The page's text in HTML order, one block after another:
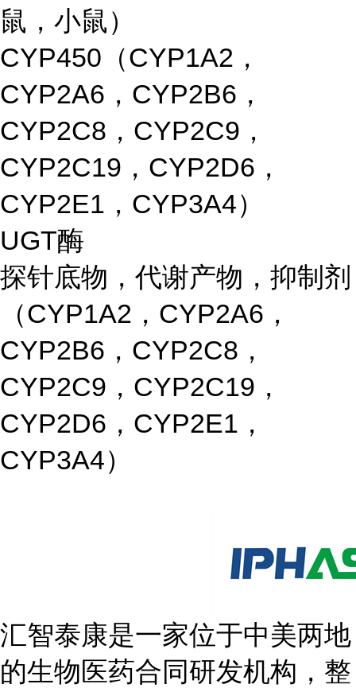
鼠，小鼠）
CYP450（CYP1A2，
CYP2A6，CYP2B6，
CYP2C8，CYP2C9，
CYP2C19，CYP2D6，
CYP2E1，CYP3A4）
UGT酶
探针底物，代谢产物，抑制剂
（CYP1A2，CYP2A6，
CYP2B6，CYP2C8，
CYP2C9，CYP2C19，
CYP2D6，CYP2E1，
CYP3A4）
汇智泰康是一家位于中美两地
的生物医药合同研发机构，整